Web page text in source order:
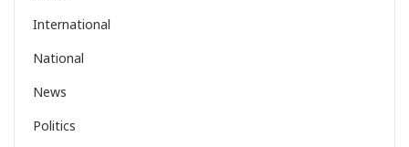
International
National
News
Politics